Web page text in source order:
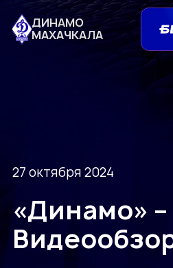
ДИНАМО
МАХАЧКАЛА
27 октября 2024
«Динамо»